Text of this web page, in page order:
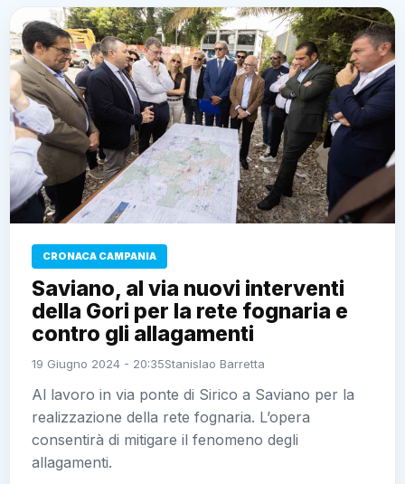
CRONACA CAMPANIA
Saviano, al via nuovi interventi
della Gori per la rete fognaria e
contro gli allagamenti
19 Giugno 2024 - 20:35Stanislao Barretta
Al lavoro in via ponte di Sirico a Saviano per la
realizzazione della rete fognaria. L’opera
consentirà di mitigare il fenomeno degli
allagamenti.